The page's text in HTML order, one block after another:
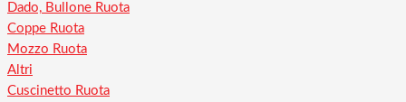
Dado, Bullone Ruota
Coppe Ruota
Mozzo Ruota
Altri
Cuscinetto Ruota